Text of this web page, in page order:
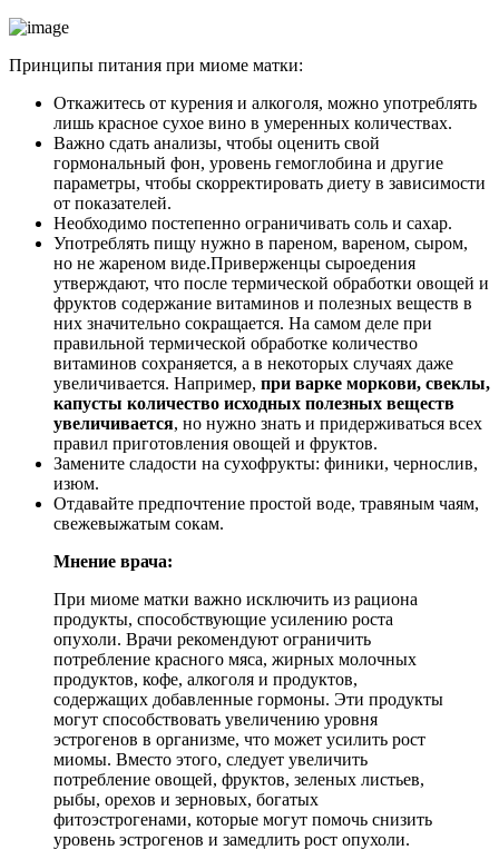
Принципы питания при миоме матки:
Откажитесь от курения и алкоголя, можно употреблять
лишь красное сухое вино в умеренных количествах.
Важно сдать анализы, чтобы оценить свой
гормональный фон, уровень гемоглобина и другие
параметры, чтобы скорректировать диету в зависимости
от показателей.
Необходимо постепенно ограничивать соль и сахар.
Употреблять пищу нужно в пареном, вареном, сыром,
но не жареном виде.Приверженцы сыроедения
утверждают, что после термической обработки овощей и
фруктов содержание витаминов и полезных веществ в
них значительно сокращается. На самом деле при
правильной термической обработке количество
витаминов сохраняется, а в некоторых случаях даже
увеличивается. Например, при варке моркови, свеклы,
капусты количество исходных полезных веществ
увеличивается, но нужно знать и придерживаться всех
правил приготовления овощей и фруктов.
Замените сладости на сухофрукты: финики, чернослив,
изюм.
Отдавайте предпочтение простой воде, травяным чаям,
свежевыжатым сокам.
Мнение врача:
При миоме матки важно исключить из рациона
продукты, способствующие усилению роста
опухоли. Врачи рекомендуют ограничить
потребление красного мяса, жирных молочных
продуктов, кофе, алкоголя и продуктов,
содержащих добавленные гормоны. Эти продукты
могут способствовать увеличению уровня
эстрогенов в организме, что может усилить рост
миомы. Вместо этого, следует увеличить
потребление овощей, фруктов, зеленых листьев,
рыбы, орехов и зерновых, богатых
фитоэстрогенами, которые могут помочь снизить
уровень эстрогенов и замедлить рост опухоли.